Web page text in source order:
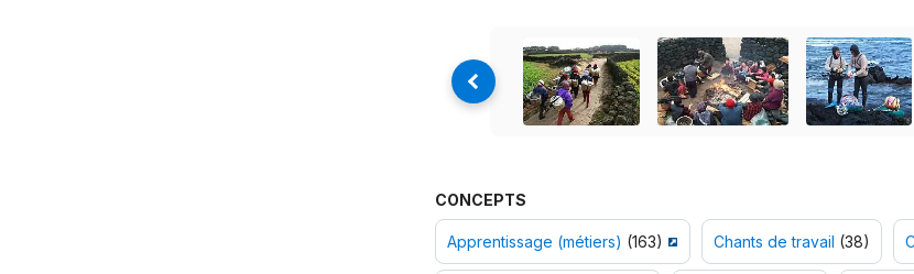
CONCEPTS
Apprentissage (métiers) (163) Chants de travail (38)